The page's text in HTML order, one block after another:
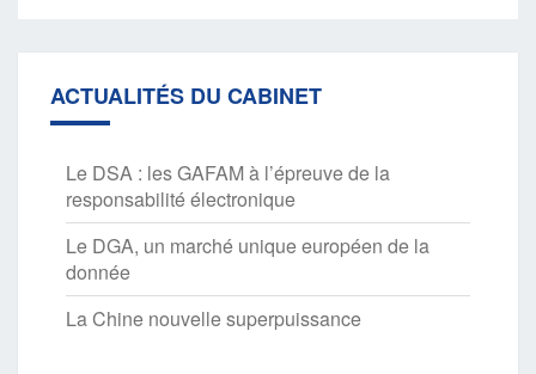
ACTUALITÉS DU CABINET
Le DSA : les GAFAM à l’épreuve de la
responsabilité électronique
Le DGA, un marché unique européen de la
donnée
La Chine nouvelle superpuissance